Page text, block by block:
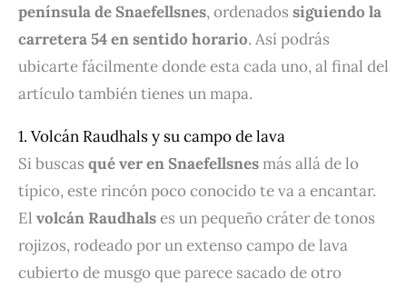
península de Snaefellsnes, ordenados siguiendo la
carretera 54 en sentido horario. Así podrás
ubicarte fácilmente donde esta cada uno, al final del
artículo también tienes un mapa.
1. Volcán Raudhals y su campo de lava
Si buscas qué ver en Snaefellsnesmás allá de lo
típico, este rincón poco conocido te va a encantar.
El volcán Raudhalses un pequeño cráter de tonos
rojizos, rodeado por un extenso campo de lava
cubierto de musgo que parece sacado de otro